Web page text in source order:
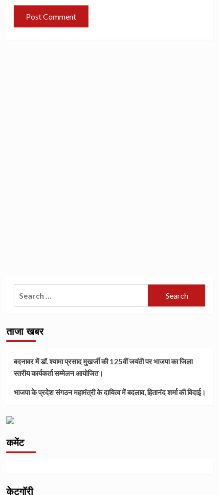
ताजा खबर
बदनावर में डॉ. श्यामा प्रसाद मुखर्जी की 125वीं जयंती पर भाजपा का जिला
स्तरीय कार्यकर्ता सम्मेलन आयोजित।
भाजपा के प्रदेश संगठन महामंत्री के दायित्व में बदलाव, हितानंद शर्मा की विदाई।
कमेंट
केटगॉरी